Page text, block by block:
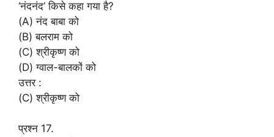
‘नंदनंद’ किसे कहा गया है?
(A) नंद बाबा को
(B) बलराम को
(C) श्रीकृष्ण को
(D) ग्वाल-बालकों को
उत्तर :
(C) श्रीकृष्ण को
प्रश्न 17.